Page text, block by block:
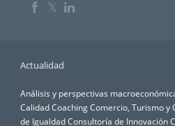
𝕏
Actualidad
Análisis y perspectivas
CalidadCoachingComercio, Turismo y
de IgualdadConsultoría de Innovación